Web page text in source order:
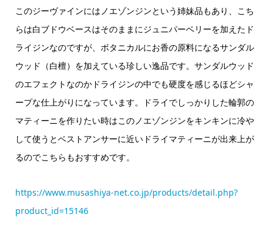
このジーヴァインにはノエゾンジンという姉妹品もあり、こち
らは白ブドウベースはそのままにジュニパーベリーを加えたド
ライジンなのですが、ボタニカルにお香の原料になるサンダル
ウッド（白檀）を加えている珍しい逸品です。サンダルウッド
のエフェクトなのかドライジンの中でも硬度を感じるほどシャ
ープな仕上がりになっています。ドライでしっかりした輪郭の
マティーニを作りたい時はこのノエゾンジンをキンキンに冷や
して使うとベストアンサーに近いドライマティーニが出来上が
るのでこちらもおすすめです。
https://www.musashiya-net.co.jp/products/detail.php?
product_id=15146